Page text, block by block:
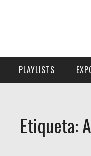
PLAYLISTS
Etiqueta: